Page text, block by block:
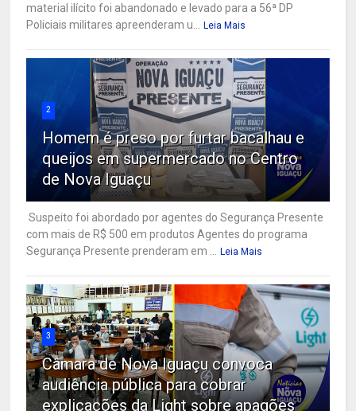
material ilícito foi abandonado e levado para a 56ª DP
Policiais militares apreenderam u...
Leia Mais
2
Homem é preso por furtar bacalhau e
queijos em supermercado no Centro
de Nova Iguaçu
Suspeito foi abordado por agentes do Segurança Presente
com mais de R$ 500 em produtos Agentes do programa
Segurança Presente prenderam em ...
Leia Mais
3
Câmara de Nova Iguaçu convoca
audiência pública para cobrar
explicações da Light sobre apagões